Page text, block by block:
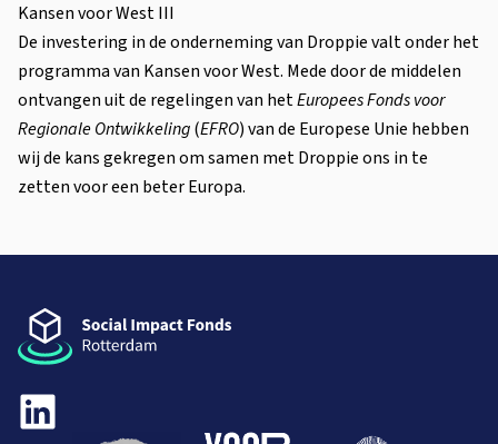
Kansen voor West III
De investering in de onderneming van Droppie valt onder het
programma van Kansen voor West. Mede door de middelen
ontvangen uit de regelingen van hetEuropees Fonds voor
Regionale Ontwikkeling(EFRO) van de Europese Unie hebben
wij de kans gekregen om samen met Droppie ons in te
zetten voor een beter Europa.